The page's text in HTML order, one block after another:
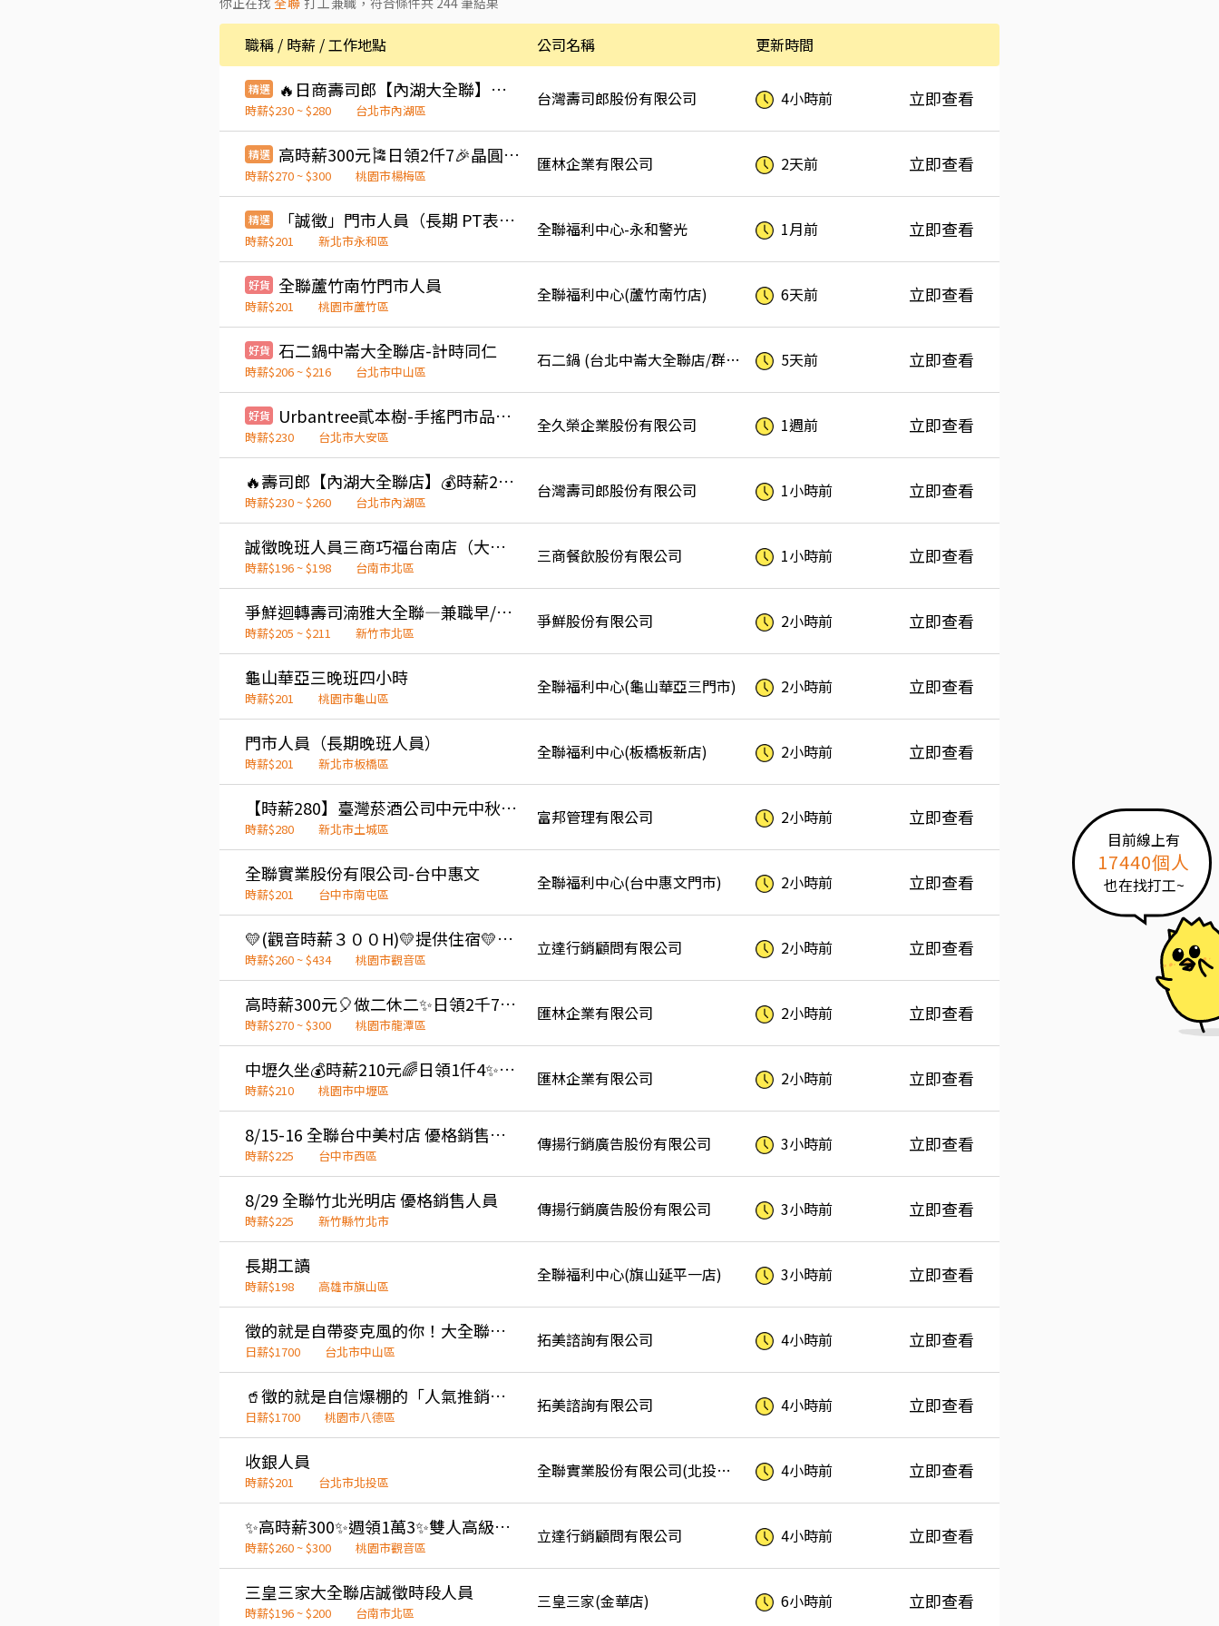
職稱 / 時薪 / 工作地點 公司名稱 更新時間
精選 🔥日商壽司郎【內湖大全聯】時薪230元起-兼職人員🙆‍♀️六日250元起💰
時薪$230 ~ $280 台北市內湖區
台灣壽司郎股份有限公司 4小時前 立即查看
精選 高時薪300元🎏日領2仟7🎉晶圓大廠🧨隔天下夜班✨月休15天🎁休半個月45k起
時薪$270 ~ $300 桃園市楊梅區
匯林企業有限公司 2天前 立即查看
精選 「誠徵」門市人員（長期 PT表現良好可轉正）
時薪$201 新北市永和區
全聯福利中心-永和警光 1月前 立即查看
好貨 全聯蘆竹南竹門市人員
時薪$201 桃園市蘆竹區
全聯福利中心(蘆竹南竹店) 6天前 立即查看
好貨 石二鍋中崙大全聯店-計時同仁
時薪$206 ~ $216 台北市中山區
石二鍋 (台北中崙大全聯店/群品餐飲股份有限公司) 5天前 立即查看
好貨 Urbantree貳本樹-手搖門市品牌- 現場人員
時薪$230 台北市大安區
全久榮企業股份有限公司 1週前 立即查看
🔥壽司郎【內湖大全聯店】💰時薪230元起⭕專職洗碗人員💰六日時薪250⭕無經驗可
時薪$230 ~ $260 台北市內湖區
台灣壽司郎股份有限公司 1小時前 立即查看
誠徵晚班人員三商巧福台南店（大全聯B1）
時薪$196 ~ $198 台南市北區
三商餐飲股份有限公司 1小時前 立即查看
爭鮮迴轉壽司湳雅大全聯—兼職早/晚/全天班
時薪$205 ~ $211 新竹市北區
爭鮮股份有限公司 2小時前 立即查看
龜山華亞三晚班四小時
時薪$201 桃園市龜山區
全聯福利中心(龜山華亞三門市) 2小時前 立即查看
門市人員（長期晚班人員）
時薪$201 新北市板橋區
全聯福利中心(板橋板新店) 2小時前 立即查看
【時薪280】臺灣菸酒公司中元中秋【大全聯土城店/萬家福樹林店】量販通路巡補人員
時薪$280 新北市土城區
富邦管理有限公司 2小時前 立即查看
全聯實業股份有限公司-台中惠文
時薪$201 台中市南屯區
全聯福利中心(台中惠文門市) 2小時前 立即查看
💛(觀音時薪３００H)💛提供住宿💛獨立作業💛免費供餐💛周領$13200💛
時薪$260 ~ $434 桃園市觀音區
立達行銷顧問有限公司 2小時前 立即查看
高時薪300元🎈做二休二✨️日領2千7🎇🦉隔天下夜
時薪$270 ~ $300 桃園市龍潭區
匯林企業有限公司 2小時前 立即查看
中壢久坐💰時薪210元🌈日領1仟4✨久任7仟🚩近好市多✨😎簡單組裝工作
時薪$210 桃園市中壢區
匯林企業有限公司 2小時前 立即查看
8/15-16 全聯台中美村店 優格銷售人員
時薪$225 台中市西區
傳揚行銷廣告股份有限公司 3小時前 立即查看
8/29 全聯竹北光明店 優格銷售人員
時薪$225 新竹縣竹北市
傳揚行銷廣告股份有限公司 3小時前 立即查看
長期工讀
時薪$198 高雄市旗山區
全聯福利中心(旗山延平一店) 3小時前 立即查看
徵的就是自帶麥克風的你！大全聯中崙可樂叫賣｜固定店點共6天
日薪$1700 台北市中山區
拓美諮詢有限公司 4小時前 立即查看
🥤徵的就是自信爆棚的「人氣推銷王」大全聯八德可樂叫賣｜固定店點共4天
日薪$1700 桃園市八德區
拓美諮詢有限公司 4小時前 立即查看
收銀人員
時薪$201 台北市北投區
全聯實業股份有限公司(北投明德分公司) 4小時前 立即查看
✨高時薪300✨週領1萬3✨雙人高級套房住宿✨免費交通車#JC77
時薪$260 ~ $300 桃園市觀音區
立達行銷顧問有限公司 4小時前 立即查看
三皇三家大全聯店誠徵時段人員
時薪$196 ~ $200 台南市北區
三皇三家(金華店) 6小時前 立即查看
目前線上有
17440個人
也在找打工~